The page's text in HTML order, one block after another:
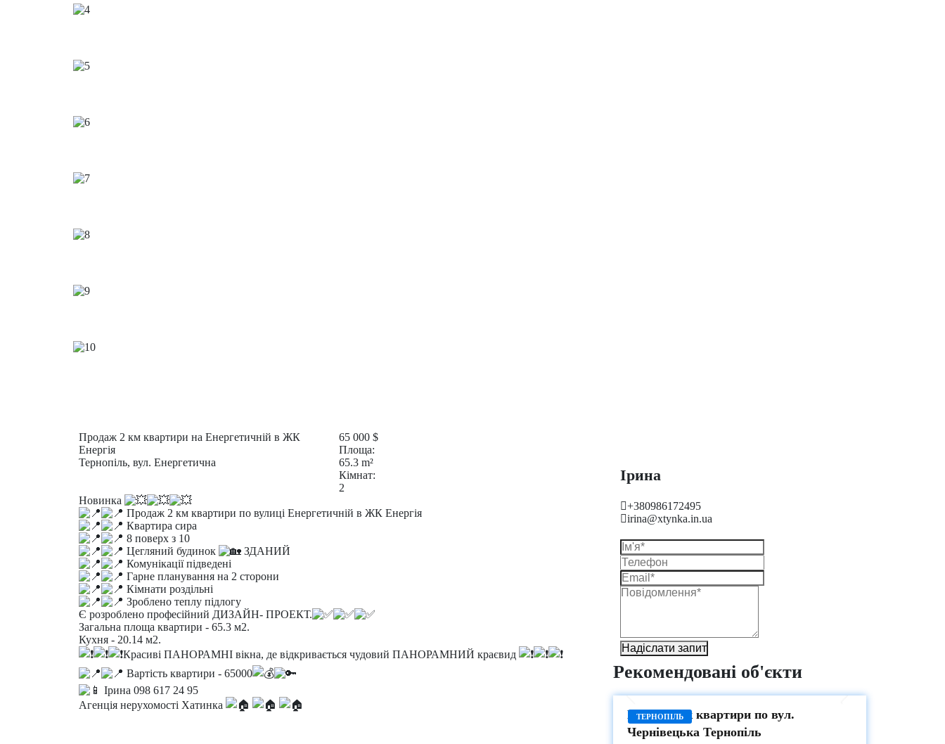
Продаж 2 км квартири на Енергетичній в ЖК
Енергія
Тернопіль, вул. Енергетична
65 000 $
Площа:
65.3 m²
Кімнат:
2
Новинка
Продаж 2 км квартири по вулиці Енергетичній в ЖК Енергія
Квартира сира
8 поверх з 10
Цегляний будинок
ЗДАНИЙ
Комунікації підведені
Гарне планування на 2 сторони
Кімнати роздільні
Зроблено теплу підлогу
Є розроблено професійний ДИЗАЙН- ПРОЕКТ.
Загальна площа квартири - 65.3 м2.
Кухня - 20.14 м2.
Красиві ПАНОРАМНІ вікна, де відкривається чудовий ПАНОРАМНИЙ краєвид
Вартість квартири - 65000
Ірина 098 617 24 95
Агенція нерухомості Хатинка
Ірина
+380986172495
irina@xtynka.in.ua
Надіслати запит
Рекомендовані об'єкти
ТЕРНОПІЛЬ
ПРОДАЖ
Продаж 1-к квартири по вул.
Чернівецька Тернопіль